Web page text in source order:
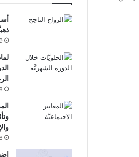
19
18
18